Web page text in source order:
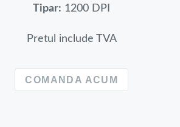
Tipar: 1200 DPI
Pretul include TVA
COMANDA ACUM